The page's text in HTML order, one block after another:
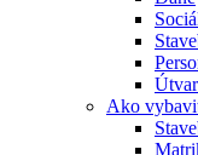
Ako